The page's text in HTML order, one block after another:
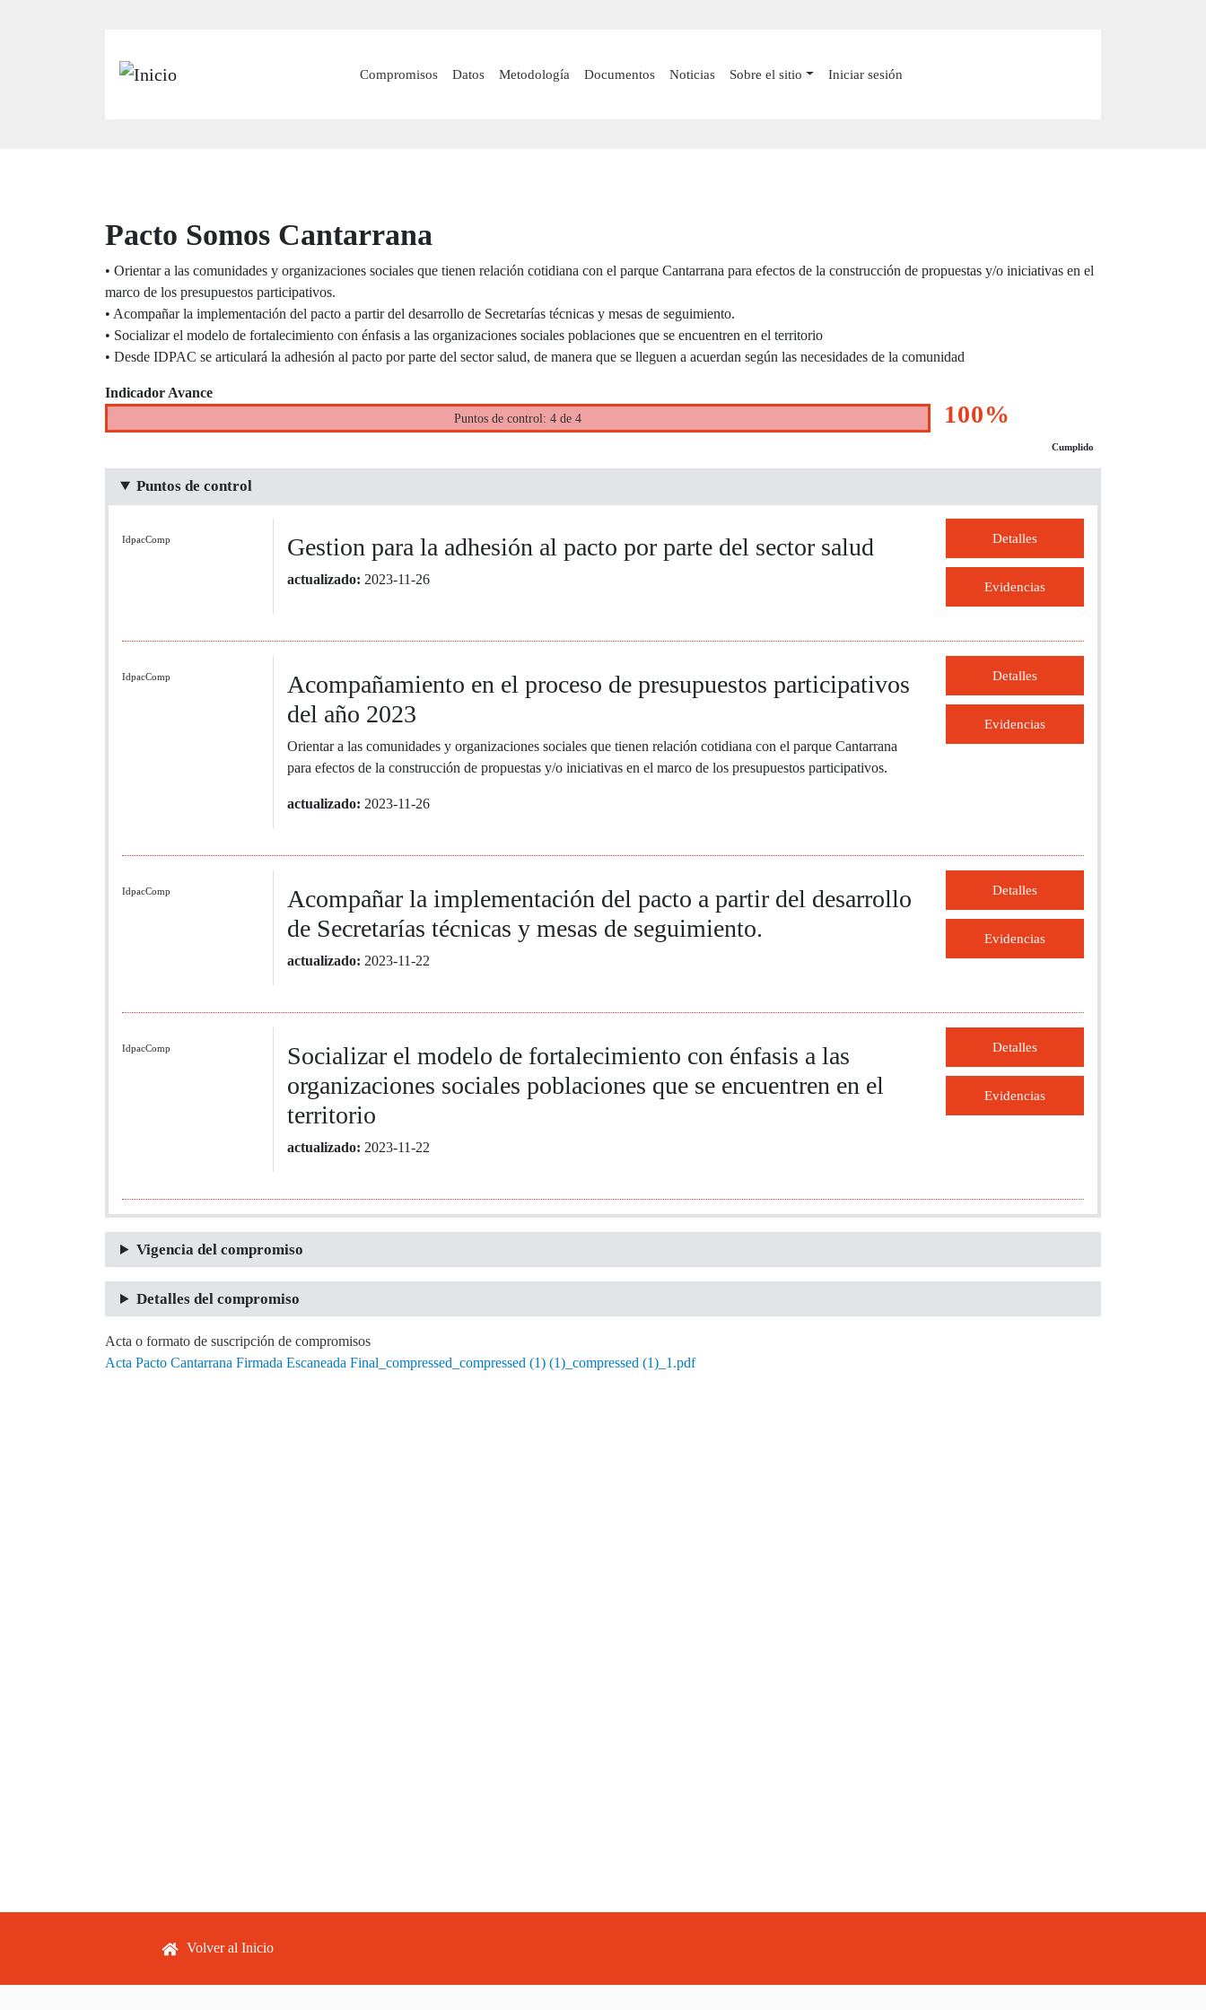
principal
Main navigation
Compromisos Datos Metodología Documentos Noticias Sobre el sitio Iniciar sesión
Pacto Somos Cantarrana
• Orientar a las comunidades y organizaciones sociales que tienen relación cotidiana con el parque Cantarrana para efectos de la construcción de propuestas y/o iniciativas en el
marco de los presupuestos participativos.
• Acompañar la implementación del pacto a partir del desarrollo de Secretarías técnicas y mesas de seguimiento.
• Socializar el modelo de fortalecimiento con énfasis a las organizaciones sociales poblaciones que se encuentren en el territorio
• Desde IDPAC se articulará la adhesión al pacto por parte del sector salud, de manera que se lleguen a acuerdan según las necesidades de la comunidad
Indicador Avance
Puntos de control: 4 de 4 100%
Cumplido
Puntos de control
IdpacComp Gestion para la adhesión al pacto por parte del sector salud
actualizado: 2023-11-26
Detalles
Evidencias
IdpacComp
Acompañamiento en el proceso de presupuestos participativos
del año 2023
Orientar a las comunidades y organizaciones sociales que tienen relación cotidiana con el parque Cantarrana
para efectos de la construcción de propuestas y/o iniciativas en el marco de los presupuestos participativos.
actualizado: 2023-11-26
Detalles
Evidencias
IdpacComp
Acompañar la implementación del pacto a partir del desarrollo
de Secretarías técnicas y mesas de seguimiento.
actualizado: 2023-11-22
Detalles
Evidencias
IdpacComp
Socializar el modelo de fortalecimiento con énfasis a las
organizaciones sociales poblaciones que se encuentren en el
territorio
actualizado: 2023-11-22
Detalles
Evidencias
Vigencia del compromiso
Detalles del compromiso
Acta o formato de suscripción de compromisos
Acta Pacto Cantarrana Firmada Escaneada Final_compressed_compressed (1) (1)_compressed (1)_1.pdf
Footer menu
Volver al Inicio